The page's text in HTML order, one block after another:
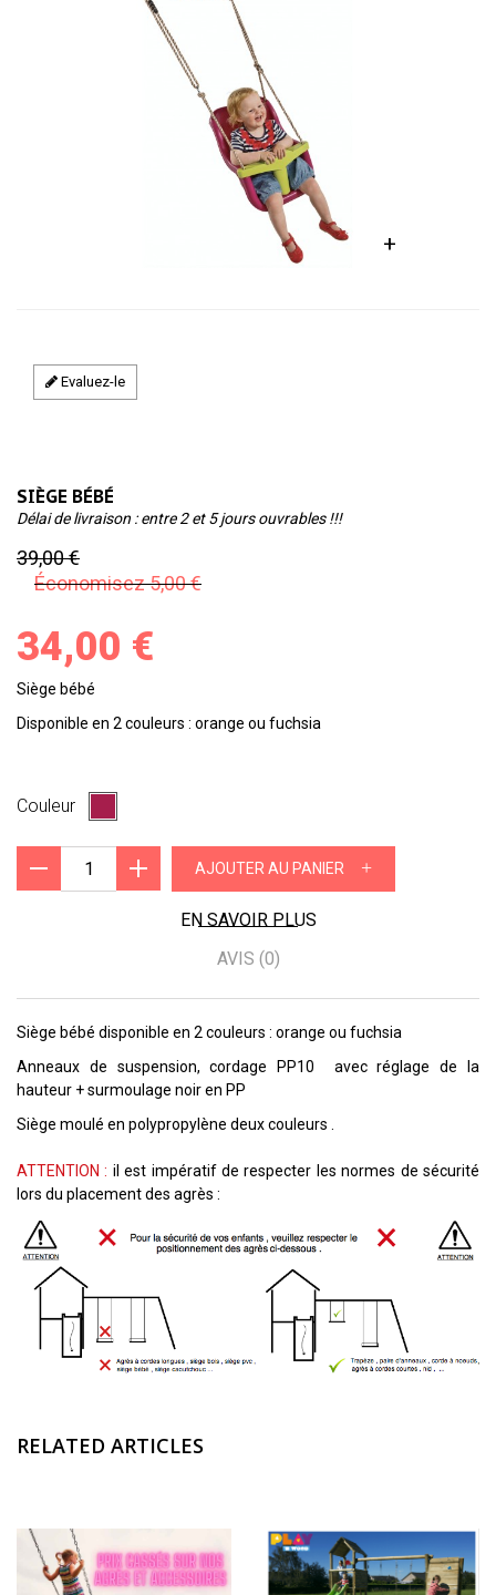
+
Evaluez-le
SIÈGE BÉBÉ
Délai de livraison : entre 2 et 5 jours ouvrables !!!
39,00 €
Économisez 5,00 €
34,00 €
Siège bébé
Disponible en 2 couleurs : orange ou fuchsia
AJOUTER AU PANIER +
EN SAVOIR PLUS
AVIS (0)
Siège bébé disponible en 2 couleurs : orange ou fuchsia
Anneaux de suspension, cordage PP10 avec réglage de la
hauteur + surmoulage noir en PP
Siège moulé en polypropylène deux couleurs .
ATTENTION : il est impératif de respecter les normes de sécurité
lors du placement des agrès :
RELATED ARTICLES